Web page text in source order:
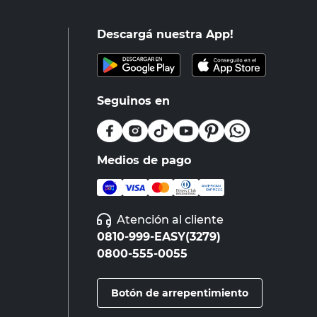
Descargá nuestra App!
Seguinos en
Medios de pago
Atención al cliente
0810-999-EASY(3279)
0800-555-0055
Botón de arrepentimiento